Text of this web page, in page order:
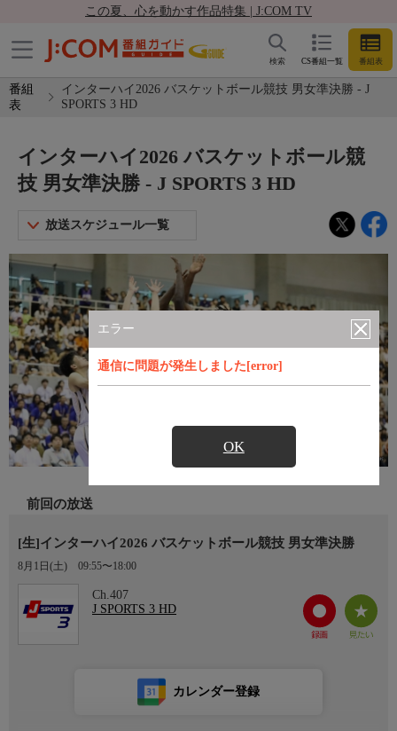
この夏、心を動かす作品特集 | J:COM TV
CS番組一覧 番組表
検索
番組
表
インターハイ2026 バスケットボール競技 男女準決勝 - J
SPORTS 3 HD
エラー
通信に問題が発生しました[error]
OK
インターハイ2026 バスケットボール競
技 男女準決勝 - J SPORTS 3 HD
放送スケジュール一覧
前回の放送
[生]インターハイ2026 バスケットボール競技 男女準決勝
8月1日(土) 09:55〜18:00
Ch.407
J SPORTS 3 HD
カレンダー登録